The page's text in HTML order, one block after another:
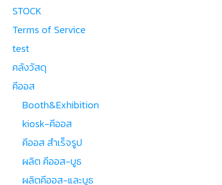
STOCK
Terms of Service
test
คลังวัสดุ
คีออส
Booth&Exhibition
kiosk-คีออส
คีออส สำเร็จรูป
ผลิต คีออส-บูธ
ผลิตคีออส-และบูธ